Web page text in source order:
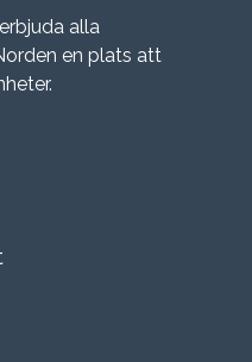
alla
en plats att